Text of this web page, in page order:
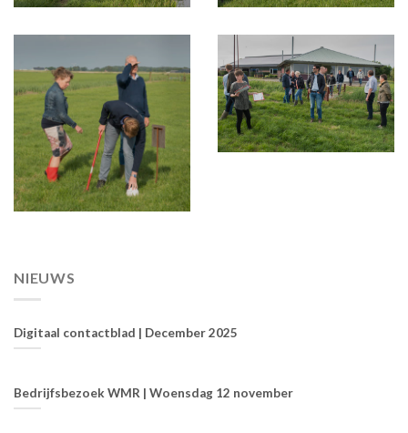
NIEUWS
Digitaal contactblad | December 2025
Bedrijfsbezoek WMR | Woensdag 12 november